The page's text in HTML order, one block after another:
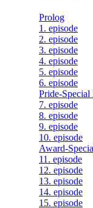
Prolog
1. episode
2. episode
3. episode
4. episode
5. episode
6. episode
Pride-Special
7. episode
8. episode
9. episode
10. episode
Award-
11. episode
12. episode
13. episode
14. episode
15. episode